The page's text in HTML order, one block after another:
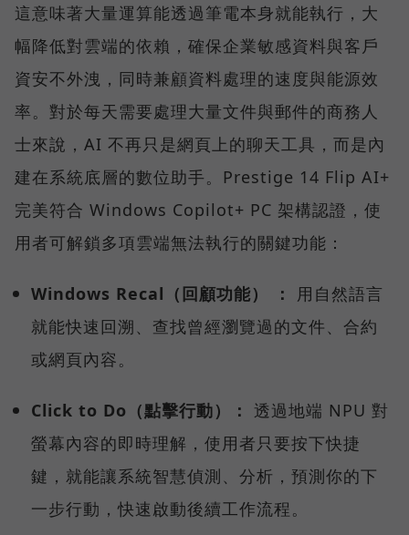
這意味著大量運算能透過筆電本身就能執行，大
幅降低對雲端的依賴，確保企業敏感資料與客戶
資安不外洩，同時兼顧資料處理的速度與能源效
率。對於每天需要處理大量文件與郵件的商務人
士來說，AI 不再只是網頁上的聊天工具，而是內
建在系統底層的數位助手。Prestige 14 Flip AI+
完美符合 Windows Copilot+ PC 架構認證，使
用者可解鎖多項雲端無法執行的關鍵功能：
Windows Recal（回顧功能） ：
用自然語言
就能快速回溯、查找曾經瀏覽過的文件、合約
或網頁內容。
Click to Do（點擊行動）： 透過地端 NPU 對
螢幕內容的即時理解，使用者只要按下快捷
鍵，就能讓系統智慧偵測、分析，預測你的下
一步行動，快速啟動後續工作流程。